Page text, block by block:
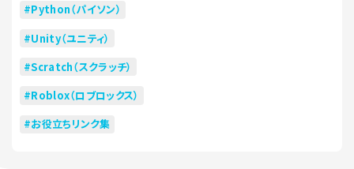
Python（パイソン）
Unity（ユニティ）
Scratch（スクラッチ）
Roblox（ロブロックス）
お役立ちリンク集